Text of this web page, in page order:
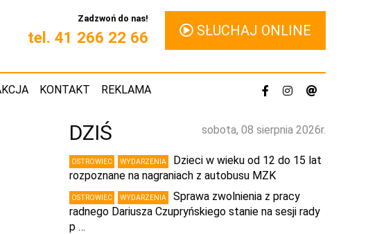
Zadzwoń do nas!
tel. 41 266 22 66 SŁUCHAJ ONLINE
KONTAKT REKLAMA
sobota, 08 sierpnia 2026r.
DZIŚ
OSTROWIEC WYDARZENIA
Dzieci w wieku od 12 do 15 lat
rozpoznane na nagraniach z autobusu MZK
OSTROWIEC WYDARZENIA
Sprawa zwolnienia z pracy
radnego Dariusza Czupryńskiego stanie na sesji rady
p …